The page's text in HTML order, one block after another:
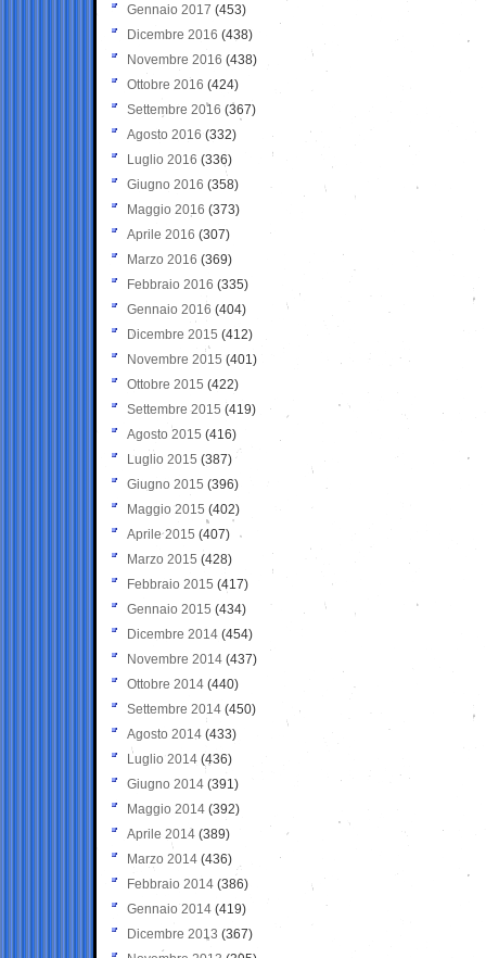
Gennaio 2017 (453)
Dicembre 2016 (438)
Novembre 2016 (438)
Ottobre 2016 (424)
Settembre 2016 (367)
Agosto 2016 (332)
Luglio 2016 (336)
Giugno 2016 (358)
Maggio 2016 (373)
Aprile 2016 (307)
Marzo 2016 (369)
Febbraio 2016 (335)
Gennaio 2016 (404)
Dicembre 2015 (412)
Novembre 2015 (401)
Ottobre 2015 (422)
Settembre 2015 (419)
Agosto 2015 (416)
Luglio 2015 (387)
Giugno 2015 (396)
Maggio 2015 (402)
Aprile 2015 (407)
Marzo 2015 (428)
Febbraio 2015 (417)
Gennaio 2015 (434)
Dicembre 2014 (454)
Novembre 2014 (437)
Ottobre 2014 (440)
Settembre 2014 (450)
Agosto 2014 (433)
Luglio 2014 (436)
Giugno 2014 (391)
Maggio 2014 (392)
Aprile 2014 (389)
Marzo 2014 (436)
Febbraio 2014 (386)
Gennaio 2014 (419)
Dicembre 2013 (367)